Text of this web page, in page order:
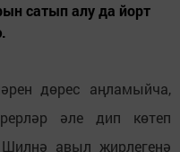
сатып алу да йорт
дөрес аңламыйча,
әле дип көтеп
авыл җирлегенә